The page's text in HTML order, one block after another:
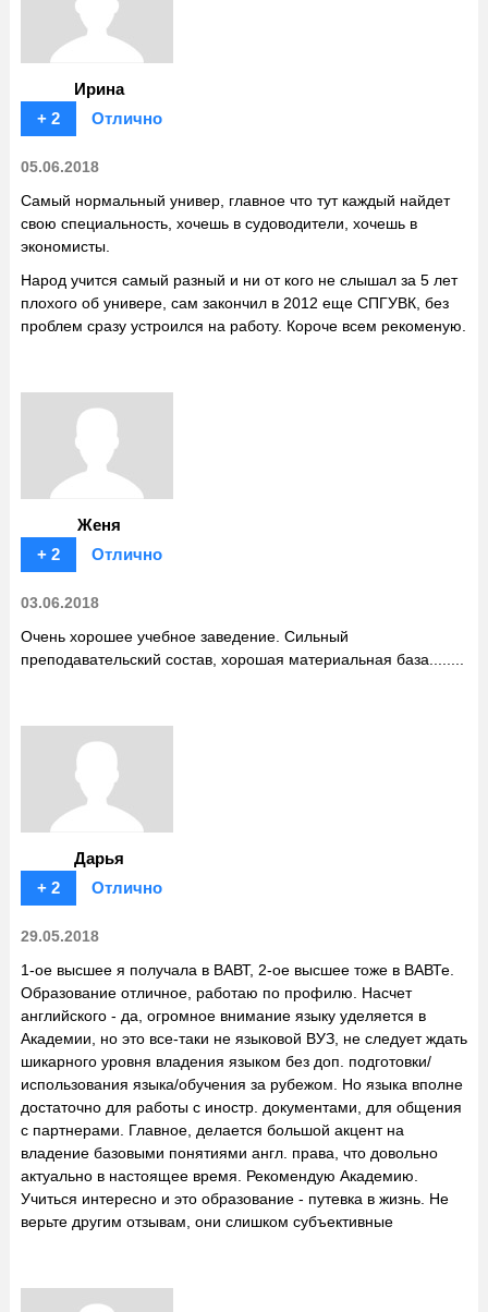
Ирина
+ 2
Отлично
05.06.2018
Самый нормальный универ, главное что тут каждый найдет
свою специальность, хочешь в судоводители, хочешь в
экономисты.
Народ учится самый разный и ни от кого не слышал за 5 лет
плохого об универе, сам закончил в 2012 еще СПГУВК, без
проблем сразу устроился на работу. Короче всем рекоменую.
Женя
+ 2
Отлично
03.06.2018
Очень хорошее учебное заведение. Сильный
преподавательский состав, хорошая материальная база........
Дарья
+ 2
Отлично
29.05.2018
1-ое высшее я получала в ВАВТ, 2-ое высшее тоже в ВАВТе.
Образование отличное, работаю по профилю. Насчет
английского - да, огромное внимание языку уделяется в
Академии, но это все-таки не языковой ВУЗ, не следует ждать
шикарного уровня владения языком без доп. подготовки/
использования языка/обучения за рубежом. Но языка вполне
достаточно для работы с иностр. документами, для общения
с партнерами. Главное, делается большой акцент на
владение базовыми понятиями англ. права, что довольно
актуально в настоящее время. Рекомендую Академию.
Учиться интересно и это образование - путевка в жизнь. Не
верьте другим отзывам, они слишком субъективные